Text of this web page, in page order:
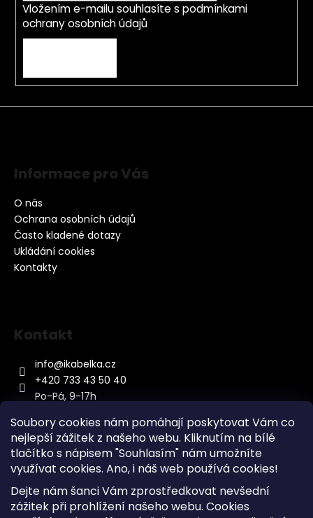
Soubory cookies nám pomáhají poskytovat Vám co
nejlepší zážitek z našeho webu. Kliknutím na bílé
tlačítko s nápisem "Souhlasím" nám umožníte
využívat cookies. Ano, i náš web používá cookies!
Dejte nám šanci Vám zprostředkovat nevšední
zážitek při prohlížení našeho webu. Cookies
Vložením e-mailu souhlasíte s podmínkami
ochrany osobních údajů
Informace pro Vás
O nás
Ochrana osobních údajů
Často kladené dotazy
Ukládání cookies
Kontakty
Kontakt
info@ikabelka.cz
+420 733 43 50 40
Po-Pá, 9-17h
Kontakt
Sitemap